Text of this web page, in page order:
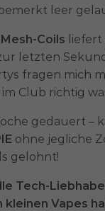
leer
Mesh-Coils
letzten
fragen mich
Club richtig
gedauert –
ohne jegliche
gelohnt!
Tech-
Vapes